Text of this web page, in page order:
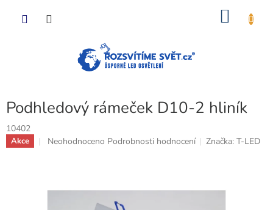
Podhledový rámeček D10-2 hliník
10402
Akce
Průměrné
0,0
Neohodnoceno Podrobnosti hodnocení Značka:T-LED